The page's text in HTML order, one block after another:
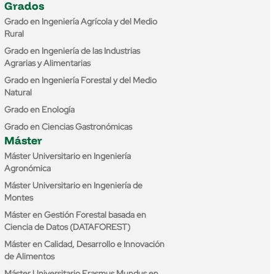
Grados
Grado en Ingeniería Agrícola y del Medio
Rural
Grado en Ingeniería de las Industrias
Agrarias y Alimentarias
Grado en Ingeniería Forestal y del Medio
Natural
Grado en Enología
Grado en Ciencias Gastronómicas
Máster
Máster Universitario en Ingeniería
Agronómica
Máster Universitario en Ingeniería de
Montes
Máster en Gestión Forestal basada en
Ciencia de Datos (DATAFOREST)
Máster en Calidad, Desarrollo e Innovación
de Alimentos